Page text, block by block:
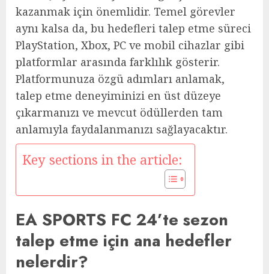
kazanmak için önemlidir. Temel görevler
aynı kalsa da, bu hedefleri talep etme süreci
PlayStation, Xbox, PC ve mobil cihazlar gibi
platformlar arasında farklılık gösterir.
Platformunuza özgü adımları anlamak,
talep etme deneyiminizi en üst düzeye
çıkarmanızı ve mevcut ödüllerden tam
anlamıyla faydalanmanızı sağlayacaktır.
Key sections in the article:
EA SPORTS FC 24’te sezon
talep etme için ana hedefler
nelerdir?